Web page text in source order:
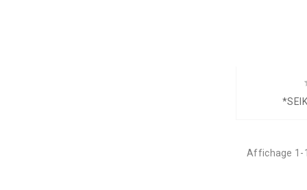
Affichage 1-